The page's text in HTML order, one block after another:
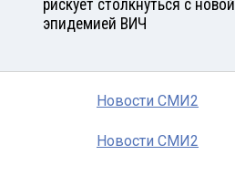
рискует столкнуться с новой
эпидемией ВИЧ
Новости СМИ2
Новости СМИ2